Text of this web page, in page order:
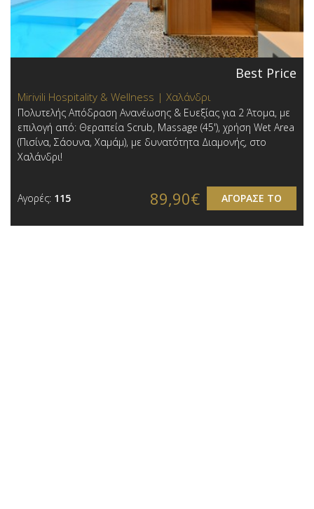
Best Price
Mirivili Hospitality & Wellness | Χαλάνδρι
Πολυτελής Απόδραση Ανανέωσης & Ευεξίας για 2 Άτομα, με
επιλογή από: Θεραπεία Scrub, Massage (45'), χρήση Wet Area
(Πισίνα, Σάουνα, Χαμάμ), με δυνατότητα Διαμονής, στο
Χαλάνδρι!
Αγορές: 115 ΑΓΟΡΑΣΕ ΤΟ
89,90€